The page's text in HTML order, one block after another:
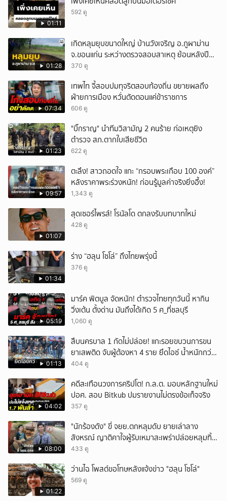
01:11
592 ดู
01:28
เกิดหลุมยุบขนาดใหญ่ บ้านวังเจริญ อ.ภูผาม่าน
จ.ขอนแก่น ระหว่างตรวจสอบสาเหตุ ย้อนหลังปี
2568 พบเคยพบหลุมยุบมาแล้วครั้งหนึ่ง
370 ดู
07:34
เทพไท จี้สอบปมทุจริตสอบท้องถิ่น ขยายผลถึง
ฝ่ายการเมือง หวั่นตัดตอนแค่ข้าราชการ
606 ดู
01:23
"บิ๊กราญ" นำทีมวิสามัญ 2 คนร้าย ก่อเหตุยิง
ตำรวจ สภ.ตากใบเสียชีวิต
622 ดู
09:57
ตะลึง! สาวถอดใจ แกะ “กรอบพระเกือบ 100 องค์”
หลังราคาพระร่วงหนัก! ก่อนรู้มูลค่าจริงยิ่งอึ้ง!
1,343 ดู
01:07
สุดเซอร์ไพรส์! โรนัลโด ตกลงรับบทบาทใหม่
428 ดู
01:34
ร่าง “ฮลุน โซโล่” ถึงไทยพรุ่งนี้
376 ดู
05:19
มาร์ค พิตบูล จัดหนัก! ตำรวจไทยทุกวันนี้ หากิน
วิ่งเต้น ตั้งด่าน มันถึงได้เกิด 5 ศ_ที่ชลบุรี
1,060 ดู
01:13
สืบนครบาล 1 กัดไม่ปล่อย! แกะรอยขบวนการขน
ยาเสพติด จับผู้ต้องหา 4 ราย ยึดไอซ์ น้ำหนักกว่า
300 กก. ก่อนเข้ากลางกรุง
404 ดู
04:02
คดีสะเทือนวงการคริปโต! ก.ล.ต. มอบหลักฐานใหม่
ปอศ. สอบ Bitkub ปมรายงานไม่ตรงข้อเท็จจริง
357 ดู
08:00
"นักร้องดัง" ขี่ จยย.ตกหลุมดับ ยายเล่าลาง
สังหรณ์ ญาติคาใจผู้รับเหมาสะเพร่าปล่อยหลุมทิ้ง
ไว้ 3 เดือน เพิ่งปิดหลังเกิดเหตุ
433 ดู
01:22
ว่านไฉ โพสต์ขอโทษหลังแจ้งข่าว "ฮลุน โซโล่"
569 ดู
ยกเลิก